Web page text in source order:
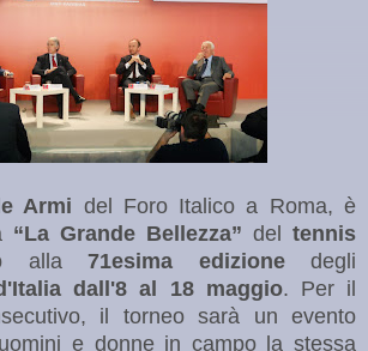
Armi del Foro Italico a Roma, è
“La Grande Bellezza” del tennis
alla71esima edizionedegli
dall'8 al 18 maggio. Per il
il torneo sarà un evento
e donne in campo la stessa